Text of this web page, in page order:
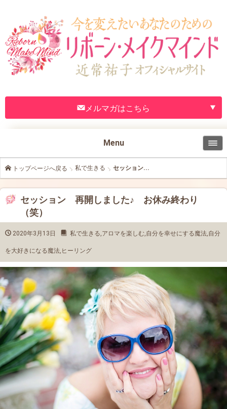
メルマガはこちら
Menu
トップページへ戻る 私で生きる セッション...
セッション 再開しました♪ お休み終わり
（笑）
2020年3月13日 私で生きる,アロマを楽しむ,自分を幸せにする魔法,自分
を大好きになる魔法, ヒーリング